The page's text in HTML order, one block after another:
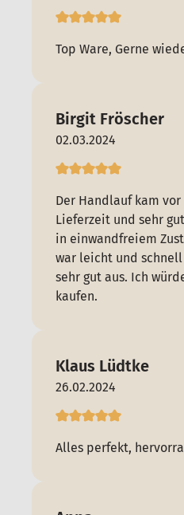
Top Ware, Gerne
Birgit Fröscher
02.03.2024
Der Handlauf kam
Lieferzeit und sehr
in einwandfreiem
war leicht und
sehr gut aus. Ich
kaufen.
Klaus Lüdtke
26.02.2024
Alles perfekt,